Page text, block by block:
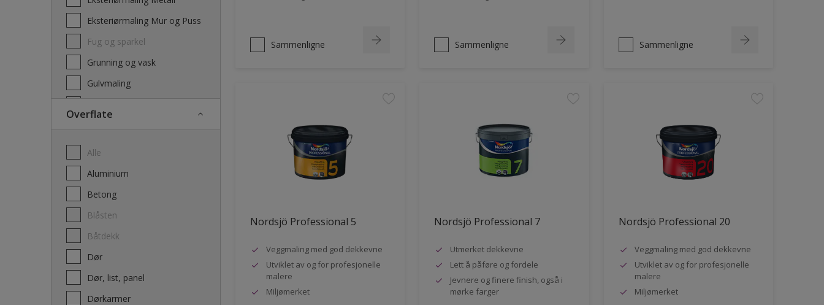
Eksteriørmaling Mur og Puss
Fug og sparkel
Grunning og vask
Gulvmaling
Overflate
Alle
Aluminium
Betong
Blåsten
Båtdekk
Dør
Dør, list, panel
Dørkarmer
Sammenligne Sammenligne Sammenligne
Nordsjö Professional 5
Veggmaling med god dekkevne
Utviklet av og for profesjonelle
malere
Miljømerket
Nordsjö Professional 7
Utmerket dekkevne
Lett å påføre og fordele
Jevnere og finere finish, også i
mørke farger
Nordsjö Professional 20
Veggmaling med god dekkevne
Utviklet av og for profesjonelle
malere
Miljømerket